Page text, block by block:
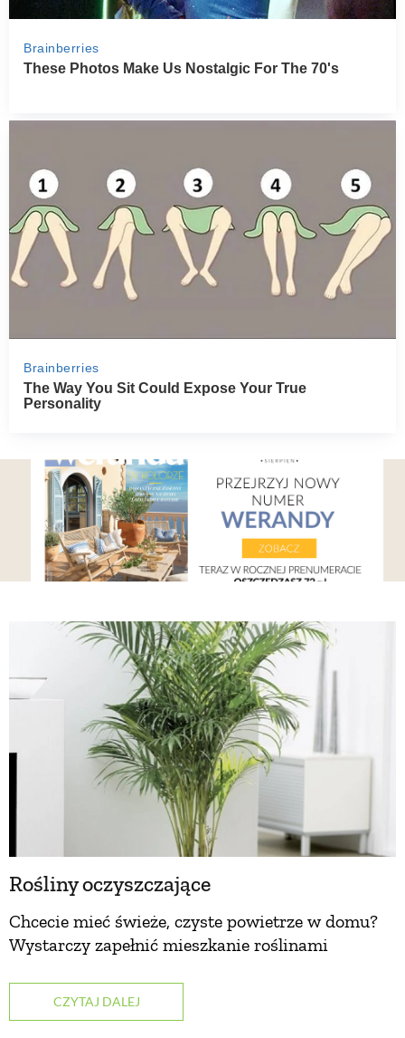
Rośliny oczyszczające
Chcecie mieć świeże, czyste powietrze w domu?
Wystarczy zapełnić mieszkanie roślinami
CZYTAJ DALEJ